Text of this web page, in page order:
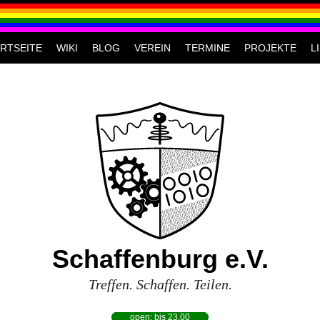
WIKI BLOG VEREIN TERMINE PROJEKTE
Schaffenburg e.V.
Treffen. Schaffen. Teilen.
open: bis 23.00